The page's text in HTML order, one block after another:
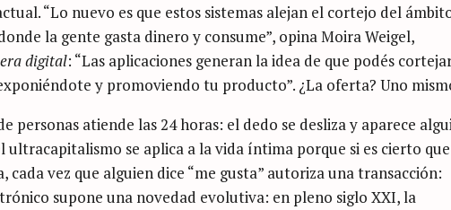
“Lo nuevo es que estos sistemas alejan el cortejo del
la gente gasta dinero y consume”, opina Moira Weigel,
digital: “Las aplicaciones generan la idea de que podés
y promoviendo tu producto”. ¿La oferta? Uno
personas atiende las 24 horas: el dedo se desliza y aparece
ultracapitalismo se aplica a la vida íntima porque si es cierto
cada vez que alguien dice “me gusta” autoriza una transacción:
supone una novedad evolutiva: en pleno siglo XXI, la